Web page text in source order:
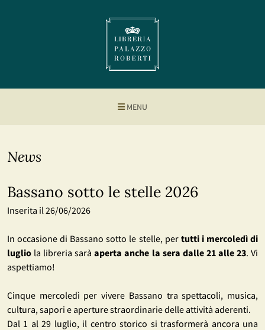
MENU
News
Bassano sotto le stelle 2026
Inserita il 26/06/2026
In occasione di Bassano sotto le stelle, per tutti i mercoledì di
luglio la libreria sarà aperta anche la sera dalle 21 alle 23. Vi
aspettiamo!
Cinque mercoledì per vivere Bassano tra spettacoli, musica,
cultura, sapori e aperture straordinarie delle attività aderenti.
Dal 1 al 29 luglio, il centro storico si trasformerà ancora una